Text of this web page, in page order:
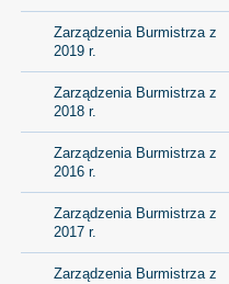
Zarządzenia Burmistrza z
2019 r.
Zarządzenia Burmistrza z
2018 r.
Zarządzenia Burmistrza z
2016 r.
Zarządzenia Burmistrza z
2017 r.
Zarządzenia Burmistrza z